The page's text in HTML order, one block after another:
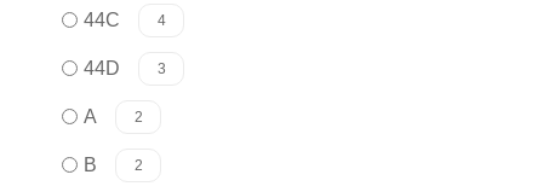
44C 4
44D 3
A 2
B 2